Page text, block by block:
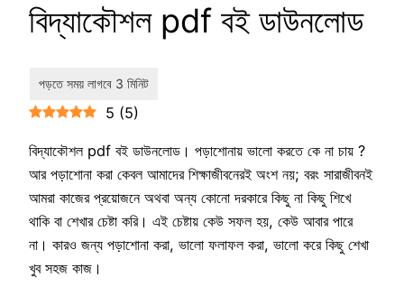
বিদ্যাকৌশল pdf বই ডাউনলোড
5 (5)
বিদ্যাকৌশল pdf বই ডাউনলোড। পড়াশোনায় ভালো করতে কে না চায় ?
আর পড়াশোনা করা কেবল আমাদের শিক্ষাজীবনেরই অংশ নয়; বরং সারাজীবনই
আমরা কাজের প্রয়োজনে অথবা অন্য কোনো দরকারে কিছু না কিছু শিখে
থাকি বা শেখার চেষ্টা করি। এই চেষ্টায় কেউ সফল হয়, কেউ আবার পারে
না। কারও জন্য পড়াশোনা করা, ভালো ফলাফল করা, ভালো করে কিছু শেখা
খুব সহজ কাজ।